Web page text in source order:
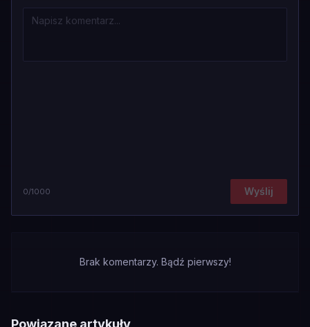
0/1000 Wyślij
Brak komentarzy. Bądź pierwszy!
Powiązane artykuły